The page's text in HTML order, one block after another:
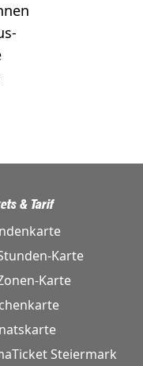
& Tarif
Karte
Karte
Steiermark